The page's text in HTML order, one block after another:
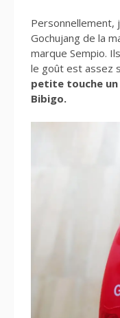
Personnellement,
Gochujang de la
marque Sempio.
le goût est assez
petite touche un
Bibigo.